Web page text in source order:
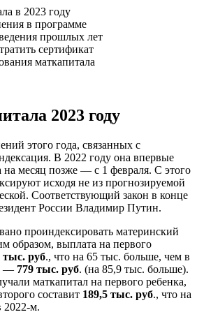
в 2023 году
в программе
прошлых лет
сертификат
маткапитала
2023 году
этого года, связанных с
В 2022 году она впервые
на месяц позже — с 1 февраля. С этого
исходя не из прогнозируемой
Соответствующий закон в конце
России Владимир Путин.
проиндексировать материнский
образом, выплата на первого
тыс. руб., что на 65 тыс. больше, чем в
— 779 тыс. руб. (на 85,9 тыс. больше).
маткапитал на первого ребенка,
составит 189,5 тыс. руб., что на
2022-м.